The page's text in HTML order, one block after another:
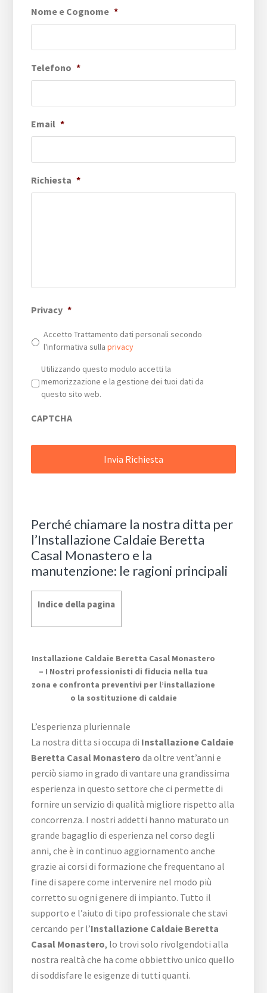
Nome e Cognome *
Telefono *
Email *
Richiesta *
Privacy *
Accetto Trattamento dati personali secondo
l'informativa sullaprivacy
Privacy *
Utilizzando questo modulo accetti la
memorizzazione e la gestione dei tuoi dati da
questo sito web.
CAPTCHA
Perché chiamare la nostra ditta per
l’Installazione Caldaie Beretta
Casal Monastero e la
manutenzione: le ragioni principali
Indice della pagina
Installazione Caldaie Beretta Casal Monastero
– I Nostri professionisti di fiducia nella tua
zona e confronta preventivi per l’installazione
o la sostituzione di caldaie
L’esperienza pluriennale
La nostra ditta si occupa di Installazione Caldaie
Beretta Casal Monastero da oltre vent’anni e
perciò siamo in grado di vantare una grandissima
esperienza in questo settore che ci permette di
fornire un servizio di qualità migliore rispetto alla
concorrenza. I nostri addetti hanno maturato un
grande bagaglio di esperienza nel corso degli
anni, che è in continuo aggiornamento anche
grazie ai corsi di formazione che frequentano al
fine di sapere come intervenire nel modo più
corretto su ogni genere di impianto. Tutto il
supporto e l’aiuto di tipo professionale che stavi
cercando per l’Installazione Caldaie Beretta
Casal Monastero, lo trovi solo rivolgendoti alla
nostra realtà che ha come obbiettivo unico quello
di soddisfare le esigenze di tutti quanti.